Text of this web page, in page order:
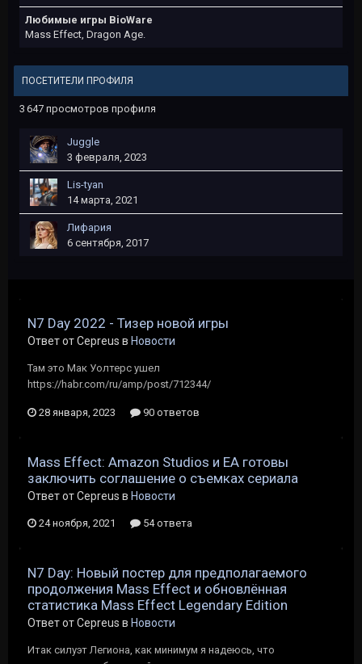
Любимые игры BioWare
Mass Effect, Dragon Age.
ПОСЕТИТЕЛИ ПРОФИЛЯ
3 647 просмотров профиля
Juggle
3 февраля, 2023
Lis-tyan
14 марта, 2021
Лифария
6 сентября, 2017
N7 Day 2022 - Тизер новой игры
Ответ от Cepreus в Новости
Там это Мак Уолтерс ушел
https://habr.com/ru/amp/post/712344/
28 января, 2023 90 ответов
Mass Effect: Amazon Studios и ЕА готовы
заключить соглашение о съемках сериала
Ответ от Cepreus в Новости
24 ноября, 2021 54 ответа
N7 Day: Новый постер для предполагаемого
продолжения Mass Effect и обновлённая
статистика Mass Effect Legendary Edition
Ответ от Cepreus в Новости
Итак силуэт Легиона, как минимум я надеюсь, что